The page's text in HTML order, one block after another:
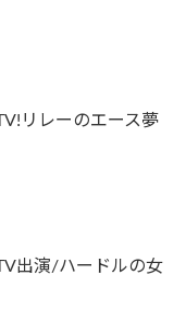
リレーのエース夢
出演/ハードルの女